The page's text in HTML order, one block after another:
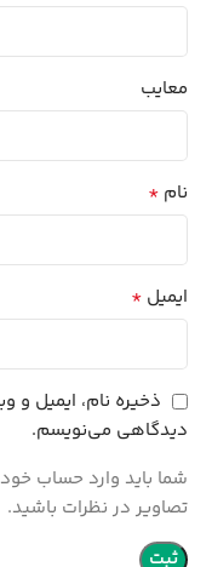
معایب
نام *
ایمیل *
ذخیره نام، ایمیل و
دیدگاهی می‌نویسم.
شما باید وارد حساب
تصاویر در نظرات باشید.